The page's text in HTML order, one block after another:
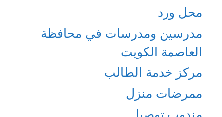
محل ورد
مدرسين ومدرسات في محافظة
العاصمة الكويت
مركز خدمة الطالب
ممرضات منزل